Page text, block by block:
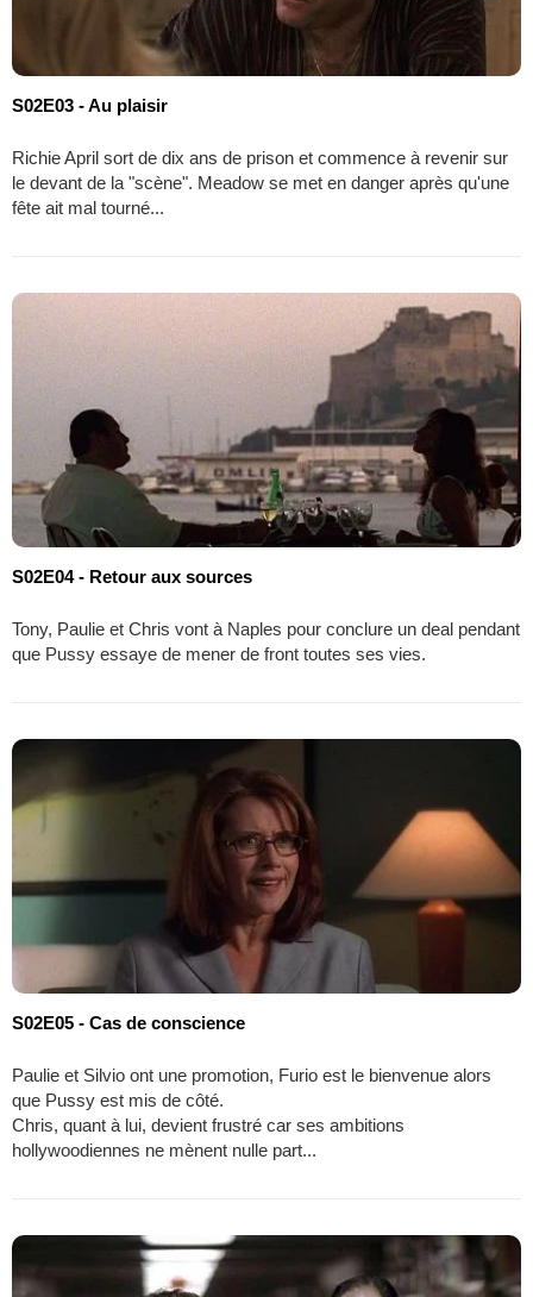
S02E03 - Au plaisir
Richie April sort de dix ans de prison et commence à revenir sur
le devant de la "scène". Meadow se met en danger après qu'une
fête ait mal tourné...
S02E04 - Retour aux sources
Tony, Paulie et Chris vont à Naples pour conclure un deal pendant
que Pussy essaye de mener de front toutes ses vies.
S02E05 - Cas de conscience
Paulie et Silvio ont une promotion, Furio est le bienvenue alors
que Pussy est mis de côté.
Chris, quant à lui, devient frustré car ses ambitions
hollywoodiennes ne mènent nulle part...